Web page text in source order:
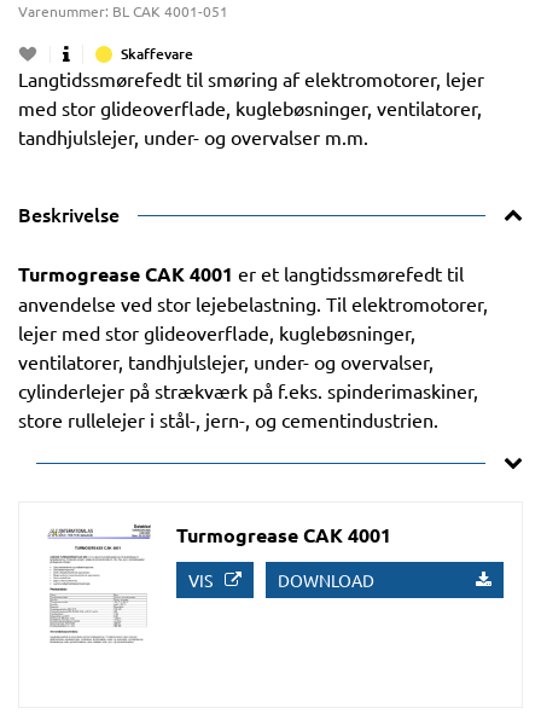
Varenummer: BL CAK 4001-051
Skaffevare
Langtidssmørefedt til smøring af elektromotorer, lejer
med stor glideoverflade, kuglebøsninger, ventilatorer,
tandhjulslejer, under- og overvalser m.m.
Beskrivelse
Turmogrease CAK 4001 er et langtidssmørefedt til
anvendelse ved stor lejebelastning. Til elektromotorer,
lejer med stor glideoverflade, kuglebøsninger,
ventilatorer, tandhjulslejer, under- og overvalser,
cylinderlejer på strækværk på f.eks. spinderimaskiner,
store rullelejer i stål-, jern-, og cementindustrien.
Turmogrease CAK 4001
VIS DOWNLOAD